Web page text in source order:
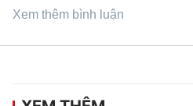
Xem thêm bình luận